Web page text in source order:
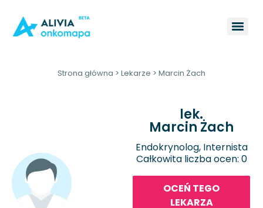
Strona główna > Lekarze > Marcin Żach
lek.
Marcin Żach
Endokrynolog, Internista
Całkowita liczba ocen: 0
OCEŃ TEGO
LEKARZA